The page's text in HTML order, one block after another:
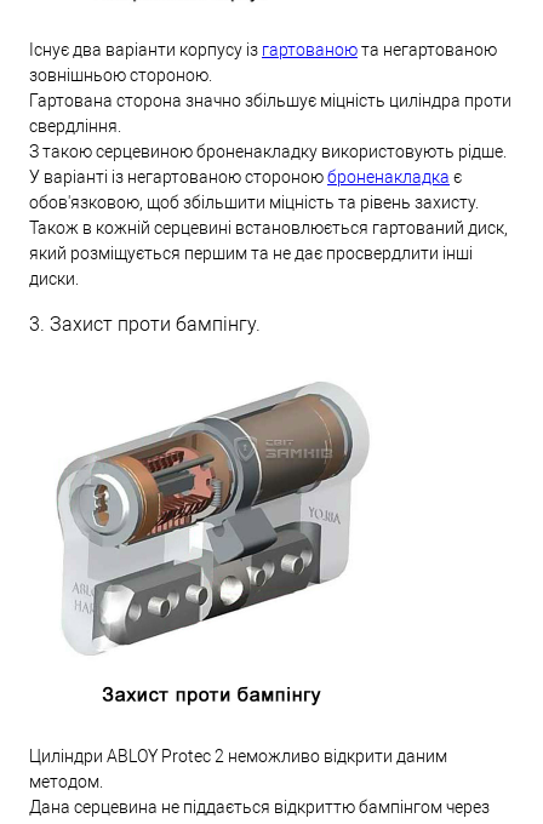
Існує два варіанти корпусу із гартованоюта негартованою
зовнішньою стороною.
Гартована сторона значно збільшує міцність циліндра проти
свердління.
З такою серцевиною броненакладку використовують рідше.
У варіанті із негартованою стороноюброненакладка є
обов'язковою, щоб збільшити міцність та рівень захисту.
Також в кожній серцевині встановлюється гартований диск,
який розміщується першим та не дає просвердлити інші
диски.
3. Захист проти бампінгу.
Циліндри ABLOY Protec 2 неможливо відкрити даним
методом.
Дана серцевина не піддається відкриттю бампінгом через